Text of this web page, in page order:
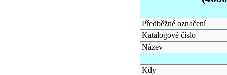
Předběžné označení
Katalogové číslo
Název
Kdy